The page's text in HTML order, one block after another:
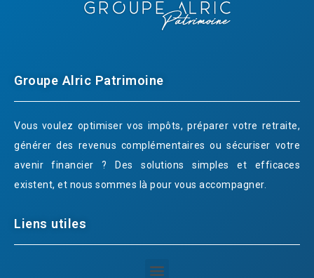
Groupe Alric Patrimoine
Vous voulez optimiser vos impôts, préparer votre retraite,
générer des revenus complémentaires ou sécuriser votre
avenir financier ? Des solutions simples et efficaces
existent, et nous sommes là pour vous accompagner.
Liens utiles